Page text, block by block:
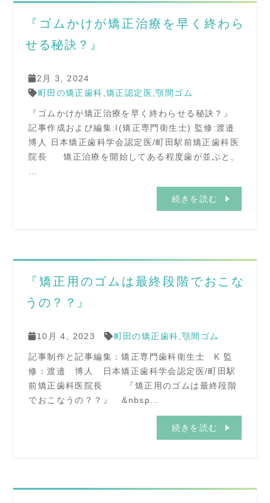
『ゴムかけが矯正治療を早く終わら
せる秘訣？』
2月 3, 2024
町田の矯正歯科 ,矯正認定医 ,顎間ゴム
『ゴムかけが矯正治療を早く終わらせる秘訣？』
記事作成および編集:I(矯正専門衛生士) 監修:渡邉
博人 日本矯正歯科学会認定医/町田駅前矯正歯科医
院長 矯正治療を開始してある程度歯が並ぶと、
続きを読む
『矯正用のゴムは最終段階でおこな
うの？？』
10月 4, 2023 町田の矯正歯科 顎間ゴム
記事制作と記事編集：矯正専門歯科衛生士 K 監
修：渡邉 博人 日本矯正歯科学会認定医/町田駅
前矯正歯科医院長 『矯正用のゴムは最終段階
でおこなうの？？』 &nbsp…
続きを読む